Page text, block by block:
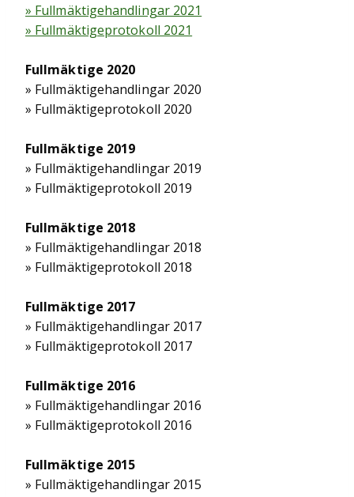
» Fullmäktigehandlingar 2021
» Fullmäktigeprotokoll 2021
Fullmäktige 2020
» Fullmäktigehandlingar 2020
» Fullmäktigeprotokoll 2020
Fullmäktige 2019
» Fullmäktigehandlingar 2019
» Fullmäktigeprotokoll 2019
Fullmäktige 2018
» Fullmäktigehandlingar 2018
» Fullmäktigeprotokoll 2018
Fullmäktige 2017
» Fullmäktigehandlingar 2017
» Fullmäktigeprotokoll 2017
Fullmäktige 2016
» Fullmäktigehandlingar 2016
» Fullmäktigeprotokoll 2016
Fullmäktige 2015
» Fullmäktigehandlingar 2015